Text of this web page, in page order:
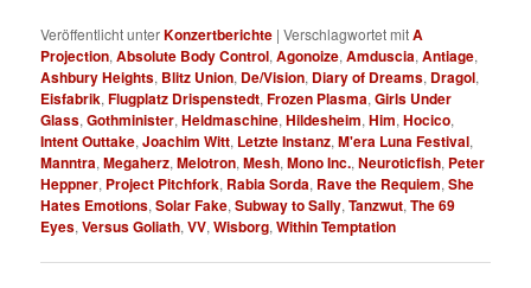
Veröffentlicht unterKonzertberichte |Verschlagwortet mitA
Projection,Absolute Body Control,Agonoize,Amduscia,Antiage,
Ashbury Heights, Blitz Union, De/Vision, Diary of Dreams, Dragol,
Eisfabrik,Flugplatz Drispenstedt,Frozen Plasma,Girls Under
Glass,Gothminister,Heldmaschine,Hildesheim,Him,Hocico,
Intent Outtake,Joachim Witt, Letzte Instanz,M'era Luna Festival,
Manntra,Megaherz,Melotron,Mesh,Mono Inc.,Neuroticfish, Peter
Heppner, Project Pitchfork, Rabia Sorda, Rave the Requiem,She
Hates Emotions,Solar Fake,Subway to Sally,Tanzwut,The 69
Eyes,Versus Goliath,VV,Wisborg,Within Temptation